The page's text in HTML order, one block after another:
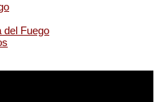
del Fuego